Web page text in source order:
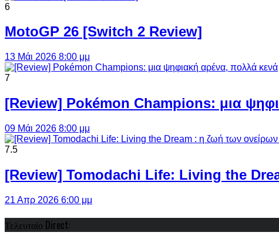
6
MotoGP 26 [Switch 2 Review]
13 Μάι 2026 8:00 μμ
7
[Review] Pokémon Champions: μια
09 Μάι 2026 8:00 μμ
7.5
[Review] Tomodachi Life: Living the
21 Απρ 2026 6:00 μμ
Τελευταίο Direct: